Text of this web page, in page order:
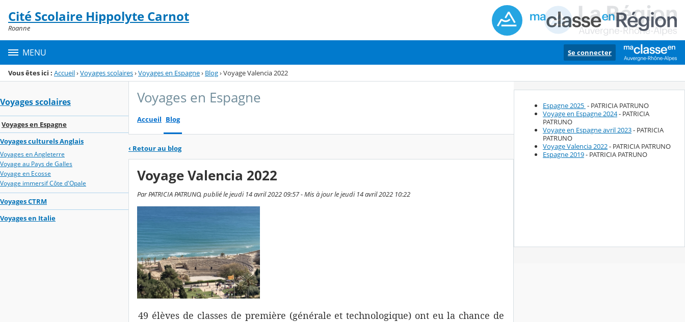
Menu de la rubrique
Contenu
Cité Scolaire Hippolyte Carnot
Roanne
MENU Se connecter
Vous êtes ici : Accueil›Voyages scolaires›Voyages en Espagne› Blog›Voyage Valencia 2022
Voyages scolaires
Voyages en Espagne
Voyages culturels Anglais
Voyages en Angleterre
Voyage au Pays de Galles
Voyage en Ecosse
Voyage immersif Côte d'Opale
Voyages CTRM
Voyages en Italie
Voyages en Espagne
Accueil Blog
‹ Retour au blog
Voyage Valencia 2022
Par PATRICIA PATRUNO, publié le jeudi 14 avril 2022 09:57 - Mis à jour le jeudi 14 avril 2022 10:22
49 élèves de classes de première (générale et technologique) ont eu la chance de
Espagne 2025 - PATRICIA PATRUNO
Voyage en Espagne 2024- PATRICIA
PATRUNO
Voyage en Espagne avril 2023- PATRICIA
PATRUNO
Voyage Valencia 2022- PATRICIA PATRUNO
Espagne 2019- PATRICIA PATRUNO